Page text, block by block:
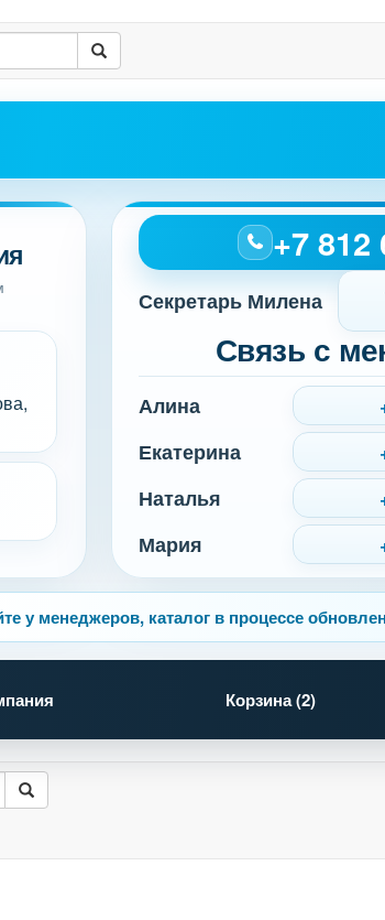
+7 812
Секретарь Милена
Связь с
Алина
Екатерина
Наталья
Мария
у менеджеров, каталог в процессе
Корзина (2)